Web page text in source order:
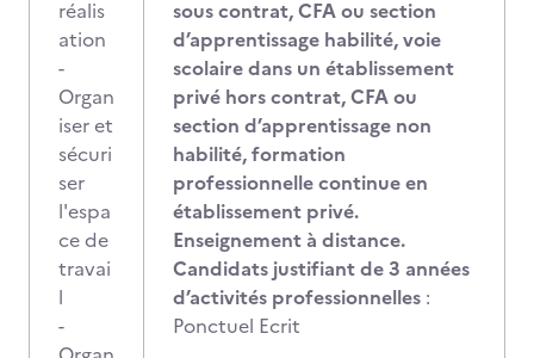
réalis
ation
-
Organ
iser et
sécuri
ser
l'espa
ce de
travai
l
-
sous contrat, CFA ou section
d’apprentissage habilité, voie
scolaire dans un établissement
privé hors contrat, CFA ou
section d’apprentissage non
habilité, formation
professionnelle continue en
établissement privé.
Enseignement à distance.
Candidats justifiant de 3 années
d’activités professionnelles :
Ponctuel Ecrit